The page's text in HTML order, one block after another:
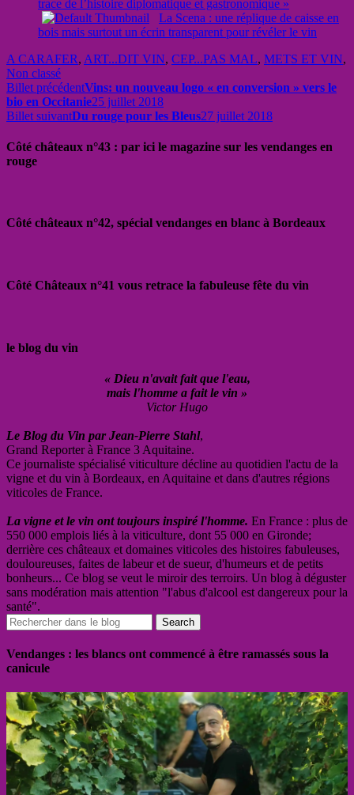
trace de l’histoire diplomatique et gastronomique »
La Scena : une réplique de caisse en
bois mais surtout un écrin transparent pour révéler le vin
A CARAFER, ART...DIT VIN, CEP...PAS MAL, METS ET VIN,
Non classé
Billet précédentVins: un nouveau logo « en conversion » vers le
bio en Occitanie25 juillet 2018
Billet suivantDu rouge pour les Bleus27 juillet 2018
Côté châteaux n°43 : par ici le magazine sur les vendanges en
rouge
Côté châteaux n°42, spécial vendanges en blanc à Bordeaux
Côté Châteaux n°41 vous retrace la fabuleuse fête du vin
le blog du vin
« Dieu n'avait fait que l'eau,
mais l'homme a fait le vin »
Victor Hugo
Le Blog du Vin par Jean-Pierre Stahl,
Grand Reporter à France 3 Aquitaine.
Ce journaliste spécialisé viticulture décline au quotidien l'actu de la
vigne et du vin à Bordeaux, en Aquitaine et dans d'autres régions
viticoles de France.
La vigne et le vin ont toujours inspiré l'homme. En France : plus de
550 000 emplois liés à la viticulture, dont 55 000 en Gironde;
derrière ces châteaux et domaines viticoles des histoires fabuleuses,
douloureuses, faites de labeur et de sueur, d'humeurs et de petits
bonheurs... Ce blog se veut le miroir des terroirs. Un blog à déguster
sans modération mais attention "l'abus d'alcool est dangereux pour la
santé".
Vendanges : les blancs ont commencé à être ramassés sous la
canicule